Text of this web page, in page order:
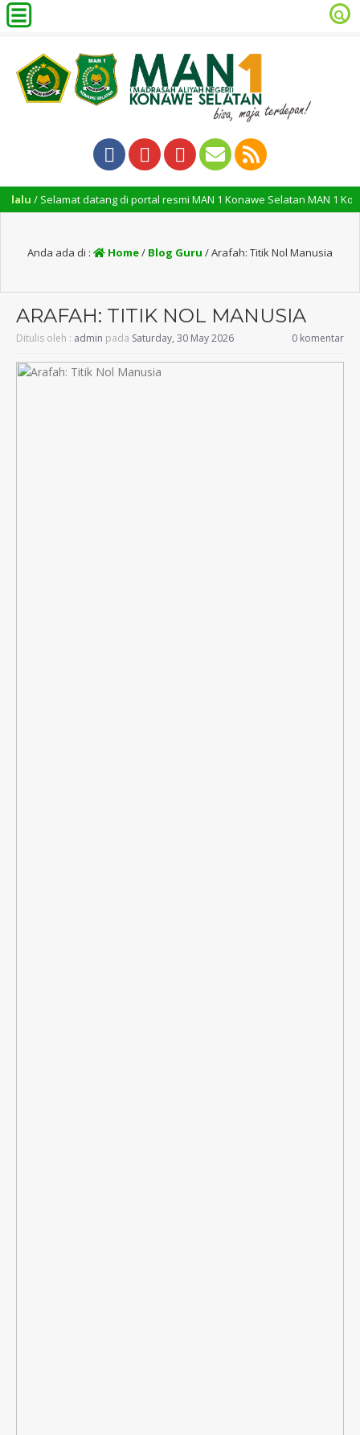
datang di portal resmi MAN 1 Konawe Selatan MAN 1 Konawe
Anda ada di : Home/ Blog Guru /Arafah: Titik Nol Manusia
ARAFAH: TITIK NOL MANUSIA
Ditulis oleh : admin pada Saturday, 30 May 2026 0 komentar